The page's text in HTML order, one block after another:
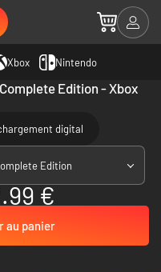
Xbox Nintendo
Edition - Xbox
digital
Edition
€
au panier